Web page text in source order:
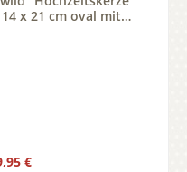
x 21 cm oval mit
Preis:
€